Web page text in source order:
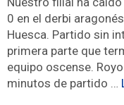
0 en el derbi
Huesca. Partido sin
primera parte que
equipo oscense.
minutos de partido …